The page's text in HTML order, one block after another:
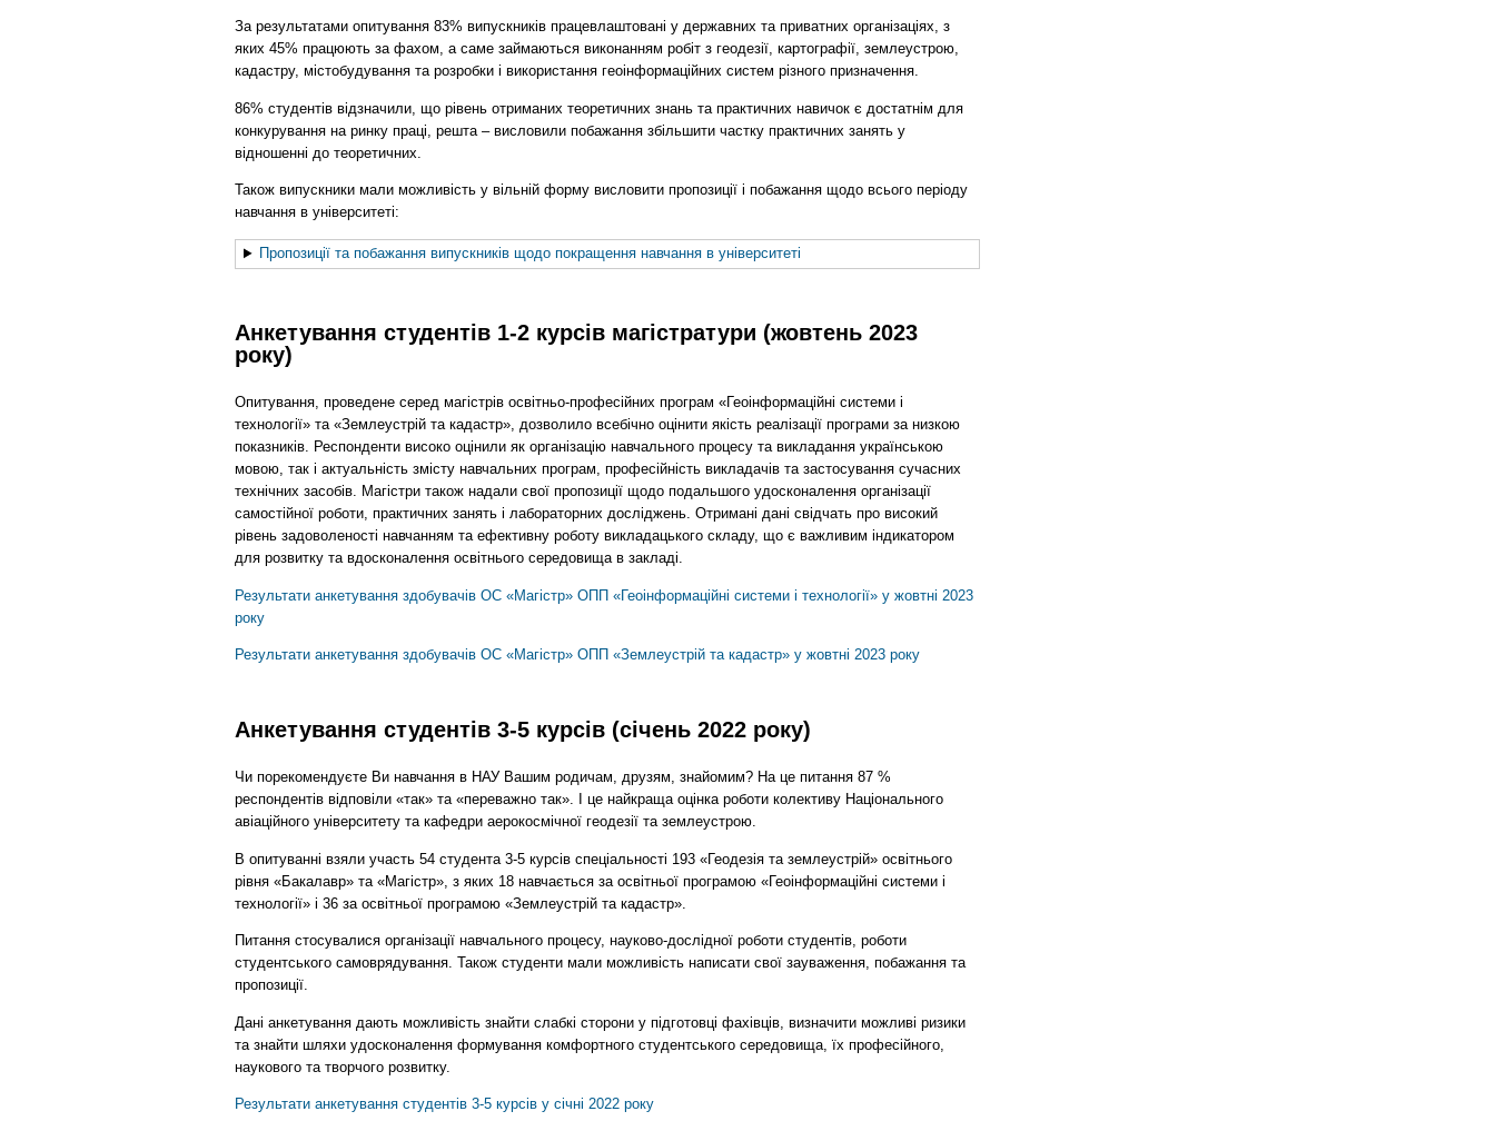
За результатами опитування 83% випускників працевлаштовані у державних та приватних організаціях, з
яких 45% працюють за фахом, а саме займаються виконанням робіт з геодезії, картографії, землеустрою,
кадастру, містобудування та розробки і використання геоінформаційних систем різного призначення.
86% студентів відзначили, що рівень отриманих теоретичних знань та практичних навичок є достатнім для
конкурування на ринку праці, решта – висловили побажання збільшити частку практичних занять у
відношенні до теоретичних.
Також випускники мали можливість у вільній форму висловити пропозиції і побажання щодо всього періоду
навчання в університеті:
Пропозиції та побажання випускників щодо покращення навчання в університеті
Анкетування студентів 1-2 курсів магістратури (жовтень 2023
року)
Опитування, проведене серед магістрів освітньо-професійних програм «Геоінформаційні системи і
технології» та «Землеустрій та кадастр», дозволило всебічно оцінити якість реалізації програми за низкою
показників. Респонденти високо оцінили як організацію навчального процесу та викладання українською
мовою, так і актуальність змісту навчальних програм, професійність викладачів та застосування сучасних
технічних засобів. Магістри також надали свої пропозиції щодо подальшого удосконалення організації
самостійної роботи, практичних занять і лабораторних досліджень. Отримані дані свідчать про високий
рівень задоволеності навчанням та ефективну роботу викладацького складу, що є важливим індикатором
для розвитку та вдосконалення освітнього середовища в закладі.
Результати анкетування здобувачів ОС «Магістр» ОПП «Геоінформаційні системи і технології» у жовтні 2023
року
Результати анкетування здобувачів ОС «Магістр» ОПП «Землеустрій та кадастр» у жовтні 2023 року
Анкетування студентів 3-5 курсів (січень 2022 року)
Чи порекомендуєте Ви навчання в НАУ Вашим родичам, друзям, знайомим? На це питання 87 %
респондентів відповіли «так» та «переважно так». І це найкраща оцінка роботи колективу Національного
авіаційного університету та кафедри аерокосмічної геодезії та землеустрою.
В опитуванні взяли участь 54 студента 3-5 курсів спеціальності 193 «Геодезія та землеустрій» освітнього
рівня «Бакалавр» та «Магістр», з яких 18 навчається за освітньої програмою «Геоінформаційні системи і
технології» і 36 за освітньої програмою «Землеустрій та кадастр».
Питання стосувалися організації навчального процесу, науково-дослідної роботи студентів, роботи
студентського самоврядування. Також студенти мали можливість написати свої зауваження, побажання та
пропозиції.
Дані анкетування дають можливість знайти слабкі сторони у підготовці фахівців, визначити можливі ризики
та знайти шляхи удосконалення формування комфортного студентського середовища, їх професійного,
наукового та творчого розвитку.
Результати анкетування студентів 3-5 курсів у січні 2022 року